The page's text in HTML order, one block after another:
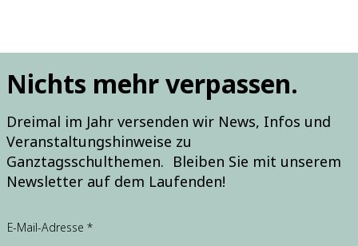
Nichts mehr verpassen.
Dreimal im Jahr versenden wir News, Infos und
Veranstaltungshinweise zu
Ganztagsschulthemen. Bleiben Sie mit unserem
Newsletter auf dem Laufenden!
*
E-Mail-Adresse *